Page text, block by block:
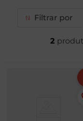
Filtrar
2